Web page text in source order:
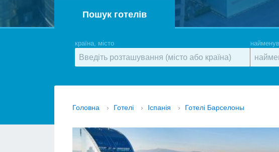
Пошук готелів
країна, місто
Головна › Готелі › Іспанія › Готелі Барселоны